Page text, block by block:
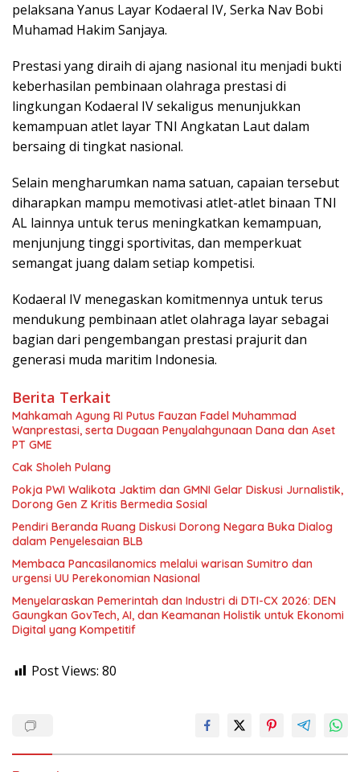
pelaksana Yanus Layar Kodaeral IV, Serka Nav Bobi
Muhamad Hakim Sanjaya.
Prestasi yang diraih di ajang nasional itu menjadi bukti
keberhasilan pembinaan olahraga prestasi di
lingkungan Kodaeral IV sekaligus menunjukkan
kemampuan atlet layar TNI Angkatan Laut dalam
bersaing di tingkat nasional.
Selain mengharumkan nama satuan, capaian tersebut
diharapkan mampu memotivasi atlet-atlet binaan TNI
AL lainnya untuk terus meningkatkan kemampuan,
menjunjung tinggi sportivitas, dan memperkuat
semangat juang dalam setiap kompetisi.
Kodaeral IV menegaskan komitmennya untuk terus
mendukung pembinaan atlet olahraga layar sebagai
bagian dari pengembangan prestasi prajurit dan
generasi muda maritim Indonesia.
Berita Terkait
Mahkamah Agung RI Putus Fauzan Fadel Muhammad
Wanprestasi, serta Dugaan Penyalahgunaan Dana dan Aset
PT GME
Cak Sholeh Pulang
Pokja PWI Walikota Jaktim dan GMNI Gelar Diskusi Jurnalistik,
Dorong Gen Z Kritis Bermedia Sosial
Pendiri Beranda Ruang Diskusi Dorong Negara Buka Dialog
dalam Penyelesaian BLB
Membaca Pancasilanomics melalui warisan Sumitro dan
urgensi UU Perekonomian Nasional
Menyelaraskan Pemerintah dan Industri di DTI-CX 2026: DEN
Gaungkan GovTech, AI, dan Keamanan Holistik untuk Ekonomi
Digital yang Kompetitif
Post Views: 80